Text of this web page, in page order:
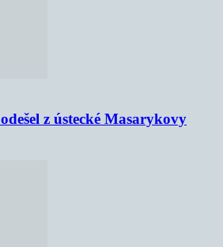
z ústecké Masarykovy